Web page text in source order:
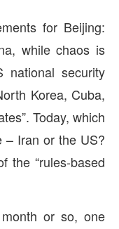
for Beijing:
while chaos is
security
Korea, Cuba,
Today, which
– Iran or the US?
the “rules-based
or so, one